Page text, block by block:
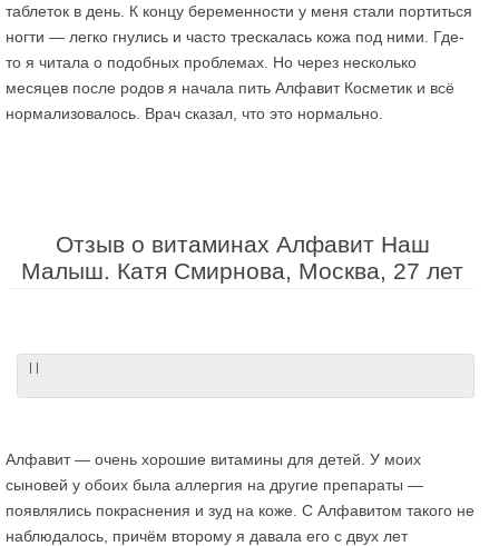
таблеток в день. К концу беременности у меня стали портиться
ногти — легко гнулись и часто трескалась кожа под ними. Где-
то я читала о подобных проблемах. Но через несколько
месяцев после родов я начала пить Алфавит Косметик и всё
нормализовалось. Врач сказал, что это нормально.
Отзыв о витаминах Алфавит Наш
Малыш. Катя Смирнова, Москва, 27 лет
| |
Алфавит — очень хорошие витамины для детей. У моих
сыновей у обоих была аллергия на другие препараты —
появлялись покраснения и зуд на коже. С Алфавитом такого не
наблюдалось, причём второму я давала его с двух лет